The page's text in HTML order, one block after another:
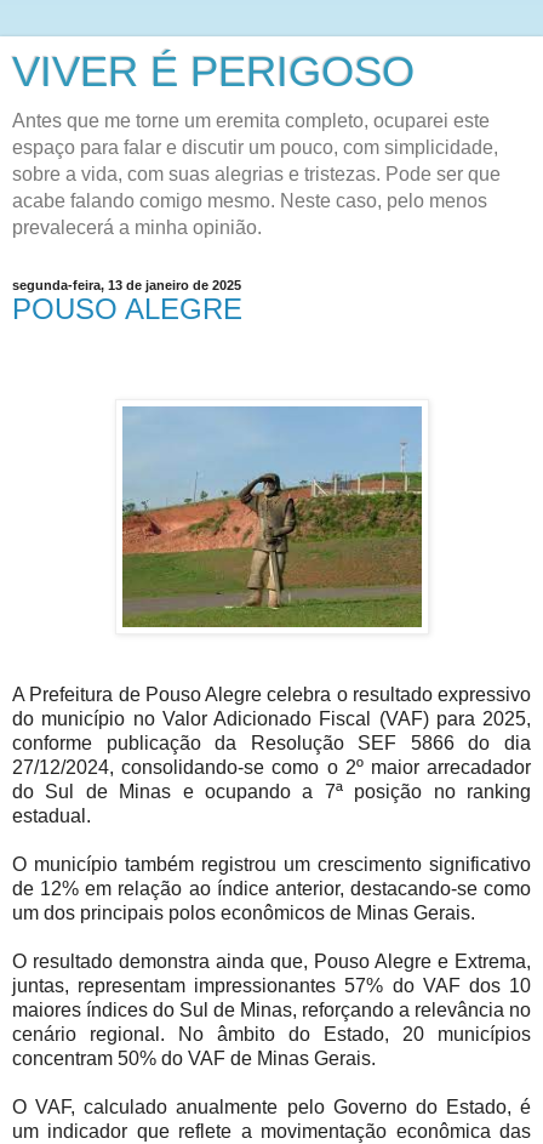
VIVER É PERIGOSO
Antes que me torne um eremita completo, ocuparei este
espaço para falar e discutir um pouco, com simplicidade,
sobre a vida, com suas alegrias e tristezas. Pode ser que
acabe falando comigo mesmo. Neste caso, pelo menos
prevalecerá a minha opinião.
segunda-feira, 13 de janeiro de 2025
POUSO ALEGRE
A Prefeitura de Pouso Alegre celebra o resultado expressivo
do município no Valor Adicionado Fiscal (VAF) para 2025,
conforme publicação da Resolução SEF 5866 do dia
27/12/2024, consolidando-se como o 2º maior arrecadador
do Sul de Minas e ocupando a 7ª posição no ranking
estadual.
O município também registrou um crescimento significativo
de 12% em relação ao índice anterior, destacando-se como
um dos principais polos econômicos de Minas Gerais.
O resultado demonstra ainda que, Pouso Alegre e Extrema,
juntas, representam impressionantes 57% do VAF dos 10
maiores índices do Sul de Minas, reforçando a relevância no
cenário regional. No âmbito do Estado, 20 municípios
concentram 50% do VAF de Minas Gerais.
O VAF, calculado anualmente pelo Governo do Estado, é
um indicador que reflete a movimentação econômica das